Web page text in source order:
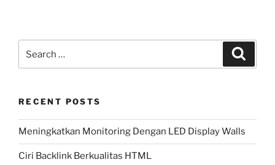
for:
RECENT POSTS
Meningkatkan Monitoring Dengan LED Display Walls
Ciri Backlink Berkualitas HTML